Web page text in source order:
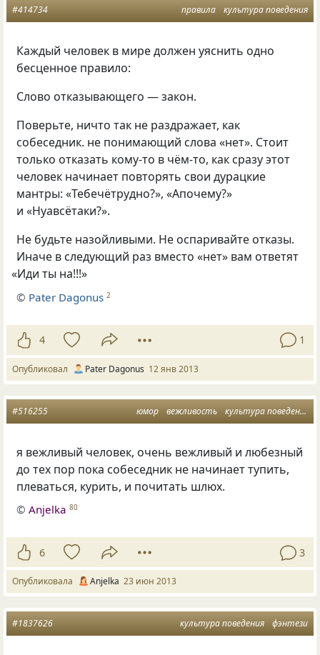
правила культура поведения
#414734
Каждый человек в мире должен уяснить одно
бесценное правило:
Слово отказывающего — закон.
Поверьте, ничто так не раздражает, как
собеседник. не понимающий слова «нет». Стоит
только отказать кому-то в чём-то, как сразу этот
человек начинает повторять свои дурацкие
мантры: «Тебечётрудно?», «Апочему?»
и «Нуавсётаки?».
Не будьте назойливыми. Не оспаривайте отказы.
Иначе в следующий раз вместо «нет» вам ответят
«Иди ты на!!!»
© Pater Dagonus 2
4 1
Опубликовал Pater Dagonus 12 янв 2013
юмор вежливость культура поведения
#516255
я вежливый человек, очень вежливый и любезный
до тех пор пока собеседник не начинает тупить,
плеваться, курить, и почитать шлюх.
©Anjelka 80
6 3
Опубликовала Anjelka 23 июн 2013
культура поведения фэнтези
#1837626